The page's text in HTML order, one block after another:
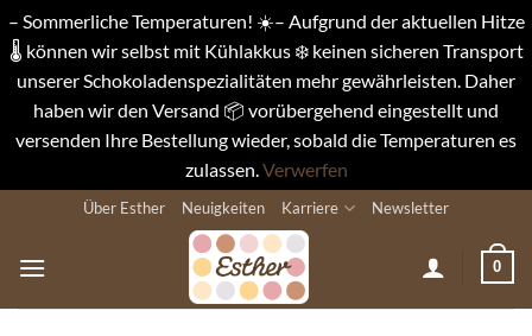
– Sommerliche Temperaturen! ☀️– Aufgrund der aktuellen Hitze
🌡️ können wir selbst mit Kühlakkus ❄️ keinen sicheren Transport
unserer Schokoladenspezialitäten mehr gewährleisten. Daher
haben wir den Versand 📦 vorübergehend eingestellt und
versenden Ihre Bestellung wieder, sobald die Temperaturen es
zulassen.Verwerfen
springen
Über Esther Neuigkeiten Karriere Newsletter
0